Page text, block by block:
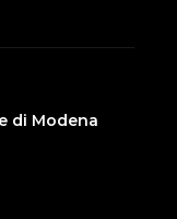
di Modena